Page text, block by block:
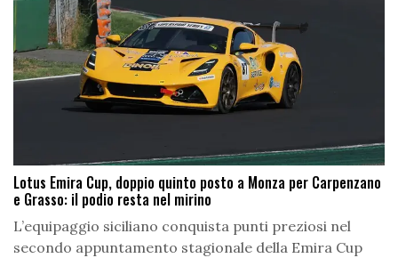
Lotus Emira Cup, doppio quinto posto a Monza per Carpenzano
e Grasso: il podio resta nel mirino
L’equipaggio siciliano conquista punti preziosi nel
secondo appuntamento stagionale della Emira Cup